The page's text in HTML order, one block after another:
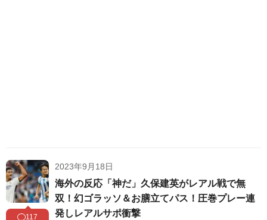
117
2023年9月18日
海外の反応「神だ」久保建英がレアル戦で無
双！幻ゴラッソ＆お膳立てパス！圧巻プレー連
発しレアルサポ衝撃